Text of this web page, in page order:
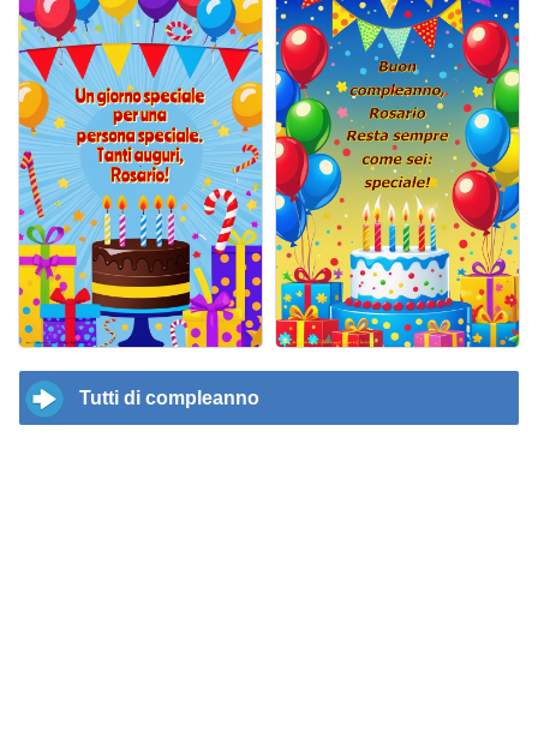
Tutti di compleanno